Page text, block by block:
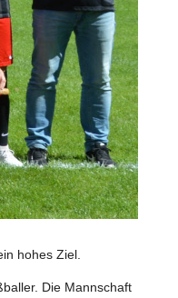
hohes Ziel.
Die Mannschaft